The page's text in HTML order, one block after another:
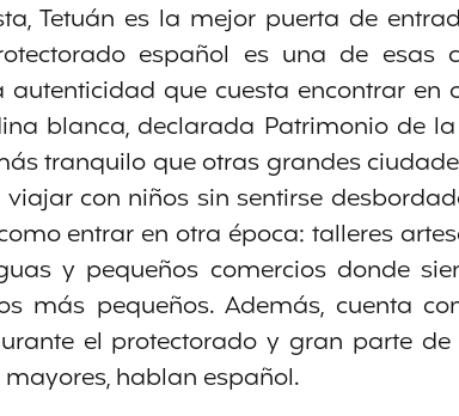
Tetuán es la mejor puerta de
español es una de esas
que cuesta encontrar en
blanca, declarada Patrimonio de
tranquilo que otras grandes
con niños sin sentirse
entrar en otra época: talleres
y pequeños comercios donde
más pequeños. Además, cuenta
el protectorado y gran parte
hablan español.